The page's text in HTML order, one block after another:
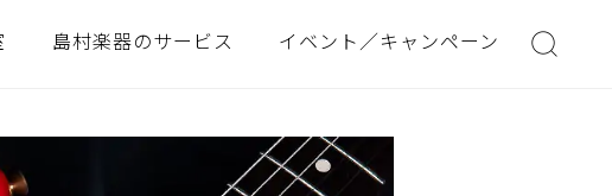
島村楽器のサービス イベント／キャンペーン